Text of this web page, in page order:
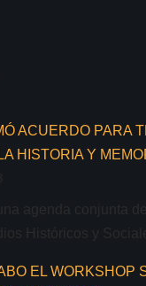
ACUERDO PARA
HISTORIA Y
agenda conjunta
Históricos y
EL WORKSHOP